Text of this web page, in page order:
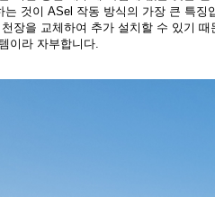
는 것이 ASel 작동 방식의 가장 큰 특징
장을 교체하여 추가 설치할 수 있기 때
이라 자부합니다.